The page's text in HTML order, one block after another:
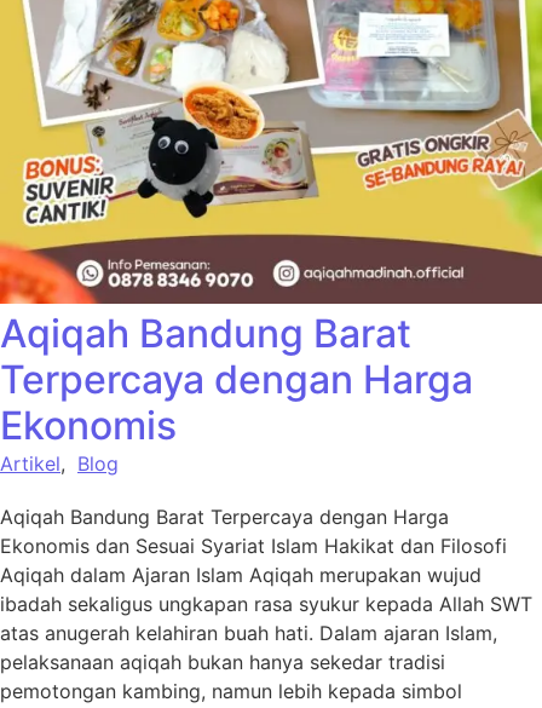
Aqiqah Bandung Barat
Terpercaya dengan Harga
Ekonomis
Artikel, Blog
Aqiqah Bandung Barat Terpercaya dengan Harga
Ekonomis dan Sesuai Syariat Islam Hakikat dan Filosofi
Aqiqah dalam Ajaran Islam Aqiqah merupakan wujud
ibadah sekaligus ungkapan rasa syukur kepada Allah SWT
atas anugerah kelahiran buah hati. Dalam ajaran Islam,
pelaksanaan aqiqah bukan hanya sekedar tradisi
pemotongan kambing, namun lebih kepada simbol